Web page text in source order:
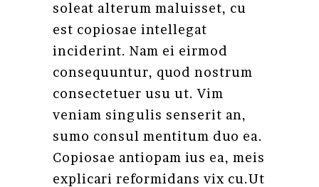
soleat alterum maluisset, cu
est copiosae intellegat
inciderint. Nam ei eirmod
consequuntur, quod nostrum
consectetuer usu ut. Vim
veniam singulis senserit an,
sumo consul mentitum duo ea.
Copiosae antiopam ius ea, meis
explicari reformidans vix cu.Ut